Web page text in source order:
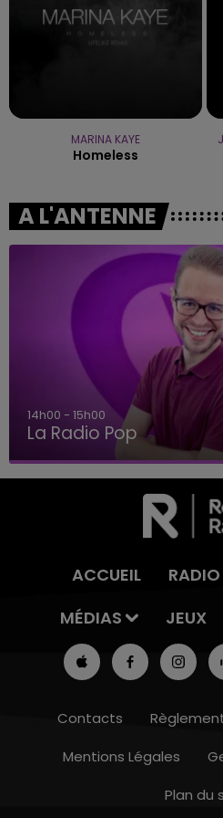
10h00 - 14h00
MARINA KAYE
Homeless
A L'ANTENNE
14h00 - 15h00
La Radio Pop
ACCUEIL RADIO
MÉDIAS
JEUX
Contacts
Mentions Légales
Plan du